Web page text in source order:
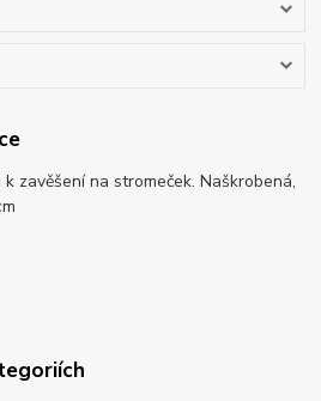
zavěšení na stromeček. Naškrobená,